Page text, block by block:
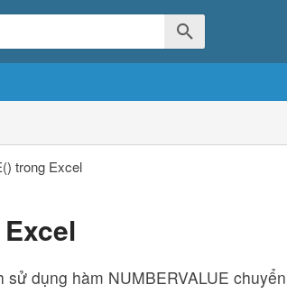
trong Excel
dụng hàm NUMBERVALUE chuyển